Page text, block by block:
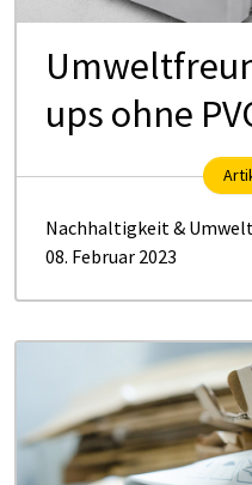
ups ohne
Nachhaltigkeit &
08. Februar 2023